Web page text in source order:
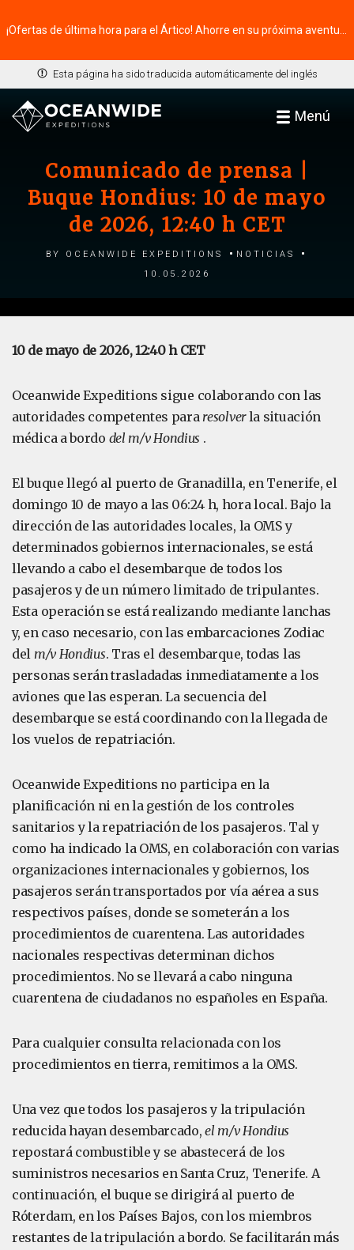
Esta página ha sido traducida automáticamente del inglés
Menú
Comunicado de prensa |
Buque Hondius: 10 de mayo
de 2026, 12:40 h CET
by Oceanwide Expeditions
Noticias
10.05.2026
10 de mayo de 2026, 12:40 h CET
Oceanwide Expeditions sigue colaborando con las
autoridades competentes para resolverla situación
médica a bordo del m/v Hondius .
El buque llegó al puerto de Granadilla, en Tenerife, el
domingo 10 de mayo a las 06:24 h, hora local. Bajo la
dirección de las autoridades locales, la OMS y
determinados gobiernos internacionales, se está
llevando a cabo el desembarque de todos los
pasajeros y de un número limitado de tripulantes.
Esta operación se está realizando mediante lanchas
y, en caso necesario, con las embarcaciones Zodiac
del m/v Hondius. Tras el desembarque, todas las
personas serán trasladadas inmediatamente a los
aviones que las esperan. La secuencia del
desembarque se está coordinando con la llegada de
los vuelos de repatriación.
Oceanwide Expeditions no participa en la
planificación ni en la gestión de los controles
sanitarios y la repatriación de los pasajeros. Tal y
como ha indicado la OMS, en colaboración con varias
organizaciones internacionales y gobiernos, los
pasajeros serán transportados por vía aérea a sus
respectivos países, donde se someterán a los
procedimientos de cuarentena. Las autoridades
nacionales respectivas determinan dichos
procedimientos. No se llevará a cabo ninguna
cuarentena de ciudadanos no españoles en España.
Para cualquier consulta relacionada con los
procedimientos en tierra, remitimos a la OMS.
Una vez que todos los pasajeros y la tripulación
reducida hayan desembarcado,el m/v Hondius
repostará combustible y se abastecerá de los
suministros necesarios en Santa Cruz, Tenerife. A
continuación, el buque se dirigirá al puerto de
Róterdam, en los Países Bajos, con los miembros
restantes de la tripulación a bordo. Se facilitarán más